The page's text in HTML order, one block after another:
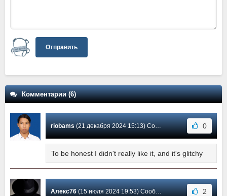
Отправить
Комментарии (6)
riobams(21 декабря 2024 15:13) Сообщение #6 0
To be honest I didn't really like it, and it's glitchy
Алекс76(15 июля 2024 19:53) Сообщение #5 2